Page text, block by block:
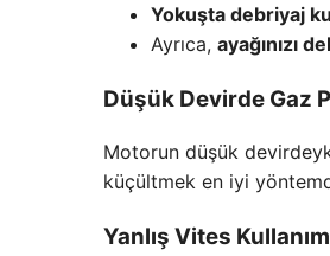
Yokuşta debriyaj
Ayrıca, ayağınızı
Düşük Devirde Gaz
Motorun düşük
küçültmek en iyi
Yanlış Vites